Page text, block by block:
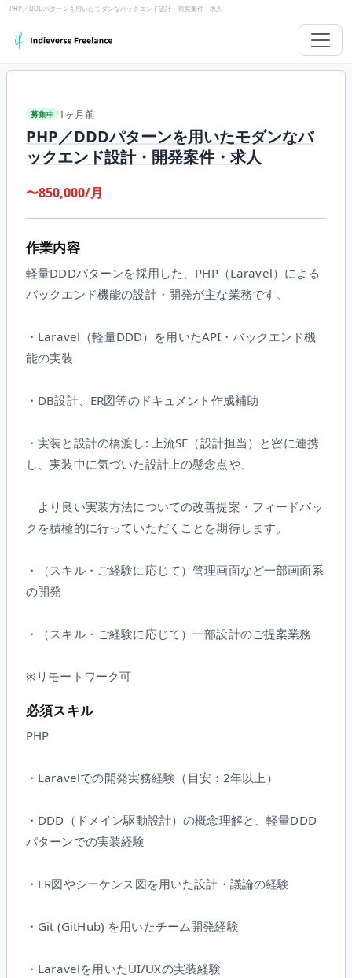
PHP／DDDパターンを用いたモダンなバックエンド設計・開発案件・求人
募集中 1ヶ月前
PHP／DDDパターンを用いたモダンなバ
ックエンド設計・開発案件・求人
〜850,000/月
作業内容
軽量DDDパターンを採用した、PHP（Laravel）による
バックエンド機能の設計・開発が主な業務です。
・Laravel（軽量DDD）を用いたAPI・バックエンド機
能の実装
・DB設計、ER図等のドキュメント作成補助
・実装と設計の橋渡し: 上流SE（設計担当）と密に連携
し、実装中に気づいた設計上の懸念点や、
より良い実装方法についての改善提案・フィードバッ
クを積極的に行っていただくことを期待します。
・（スキル・ご経験に応じて）管理画面など一部画面系
の開発
・（スキル・ご経験に応じて）一部設計のご提案業務
※リモートワーク可
必須スキル
PHP
・Laravelでの開発実務経験（目安：2年以上）
・DDD（ドメイン駆動設計）の概念理解と、軽量DDD
パターンでの実装経験
・ER図やシーケンス図を用いた設計・議論の経験
・Git (GitHub) を用いたチーム開発経験
・Laravelを用いたUI/UXの実装経験